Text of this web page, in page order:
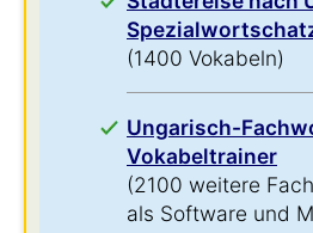
(1400 Vokabeln)
Ungarisch-
Vokabeltrainer
(2100 weitere
als Software und